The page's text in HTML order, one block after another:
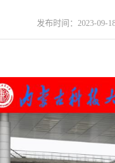
发布时间：2023-09-